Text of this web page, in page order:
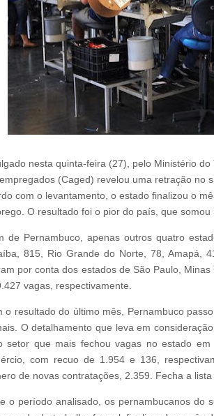
nesta quinta-feira (27), pelo Ministério
(Caged) revelou uma retração no
com o levantamento, o estado finalizou o
O resultado foi o pior do país, que
de Pernambuco, apenas outros quatro
815, Rio Grande do Norte, 78, Amapá,
por conta dos estados de São Paulo,
vagas, respectivamente.
o resultado do último mês, Pernambuco
O detalhamento que leva em
setor que mais fechou vagas no estado
com recuo de 1.954 e 136,
de novas contratações, 2.359. Fecha a
o período analisado, os pernambucanos do